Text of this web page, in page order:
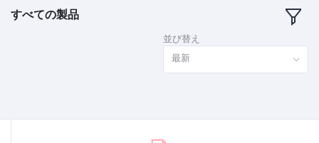
すべての製品
並び替え
最新